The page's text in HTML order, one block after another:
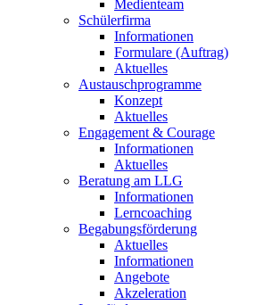
Medienteam
Schülerfirma
Informationen
Formulare (Auftrag)
Aktuelles
Austauschprogramme
Konzept
Aktuelles
Engagement & Courage
Informationen
Aktuelles
Beratung am LLG
Informationen
Lerncoaching
Begabungsförderung
Aktuelles
Informationen
Angebote
Akzeleration